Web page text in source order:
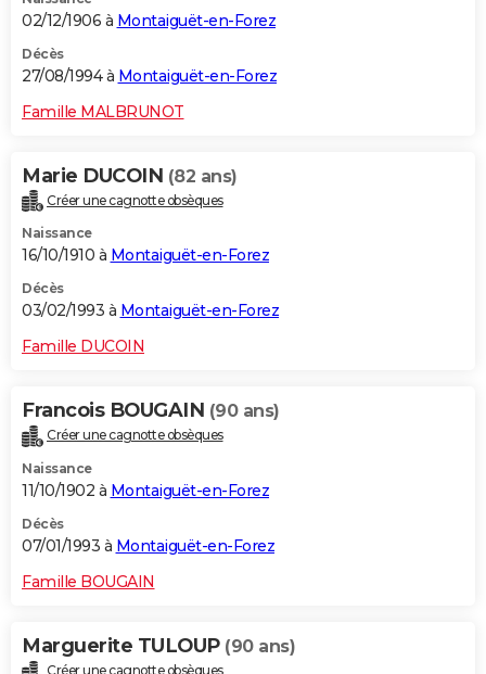
02/12/1906 à Montaiguët-en-Forez
Décès
27/08/1994 à Montaiguët-en-Forez
Famille MALBRUNOT
Marie DUCOIN (82 ans)
Créer une cagnotte obsèques
Naissance
16/10/1910 à Montaiguët-en-Forez
Décès
03/02/1993 à Montaiguët-en-Forez
Famille DUCOIN
Francois BOUGAIN (90 ans)
Créer une cagnotte obsèques
Naissance
11/10/1902 à Montaiguët-en-Forez
Décès
07/01/1993 à Montaiguët-en-Forez
Famille BOUGAIN
Marguerite TULOUP (90 ans)
Créer une cagnotte obsèques